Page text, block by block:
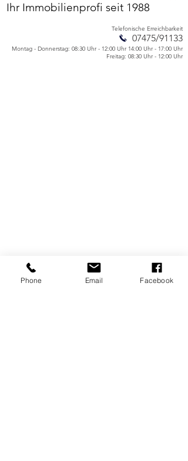
Ihr Immobilienprofi seit 1988
Telefonische Erreichbarkeit
07475/91133
Montag - Donnerstag: 08:30 Uhr - 12:00 Uhr 14:00 Uhr - 17:00 Uhr
Freitag: 08:30 Uhr - 12:00 Uhr
Phone Email Facebook